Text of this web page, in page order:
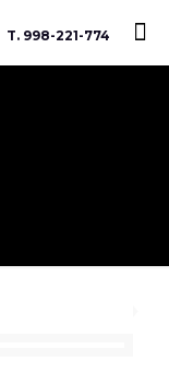
T. 998-221-774